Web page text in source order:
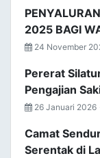
2025 BAGI
24 November
Pererat
Pengajian
26 Januari 2026
Camat
Serentak di